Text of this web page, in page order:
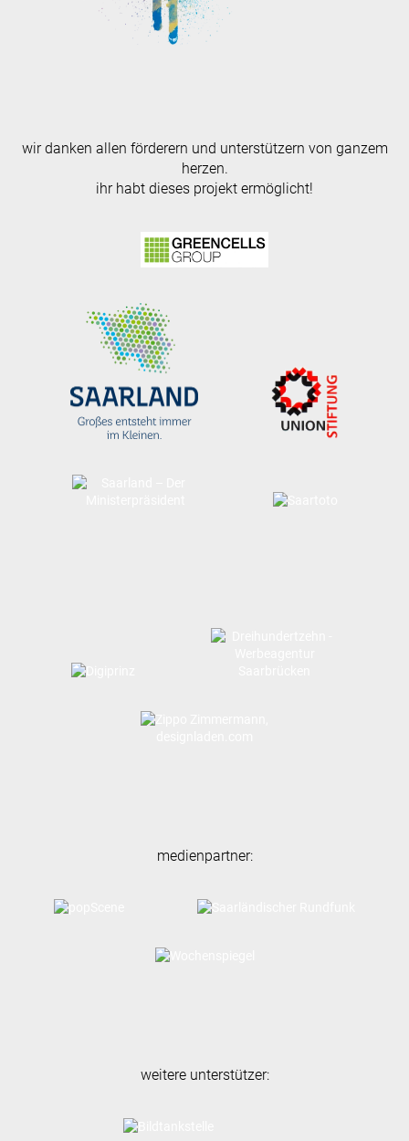
wir danken allen förderern und unterstützern von ganzem
herzen.
ihr habt dieses projekt ermöglicht!
medienpartner:
weitere unterstützer: